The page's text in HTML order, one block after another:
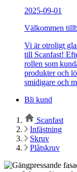
2025-09-01
Välkommen
Vi är otroligt
till Scanfast!
rollen som
produkter och
smidigare och
Bli kund
Scanfast
Infästning
Skruv
Plåtskruv